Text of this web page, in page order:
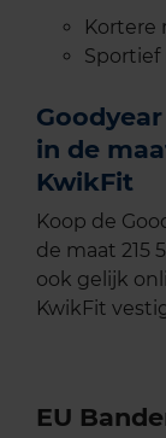
Kortere
Goodyear
in de
KwikFit
Koop de
de maat 215
ook gelijk
KwikFit
EU